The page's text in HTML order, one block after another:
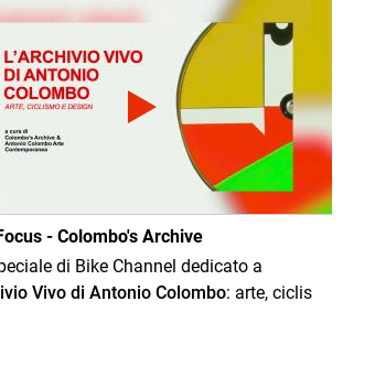
- Colombo's Archive
di Bike Channel dedicato a
Vivo di Antonio Colombo: arte, ciclis